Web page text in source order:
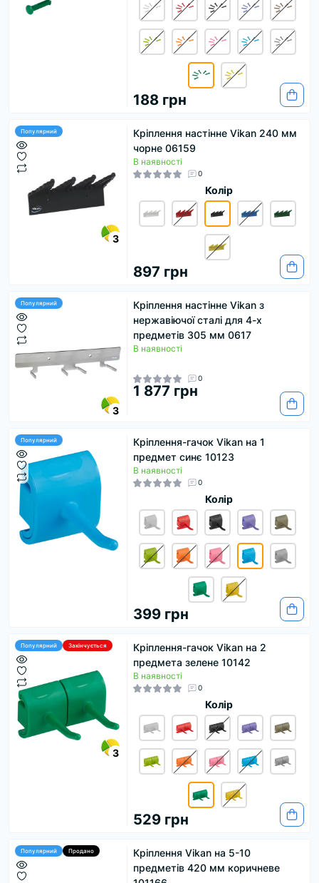
188 грн
Популярний
3
Кріплення настінне Vikan 240 мм
чорне 06159
В наявності
0
Колір
897 грн
Популярний
3
Кріплення настінне Vikan з
нержавіючої сталі для 4-х
предметів 305 мм 0617
В наявності
0
1 877 грн
Популярний
Кріплення-гачок Vikan на 1
предмет синє 10123
В наявності
0
Колір
399 грн
Популярний Закінчується
3
Кріплення-гачок Vikan на 2
предмета зелене 10142
В наявності
0
Колір
529 грн
Популярний Продано
Кріплення Vikan на 5-10
предметів 420 мм коричневе